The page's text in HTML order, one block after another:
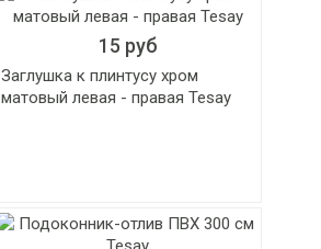
15 руб
Заглушка к плинтусу хром
матовый левая - правая Tesay